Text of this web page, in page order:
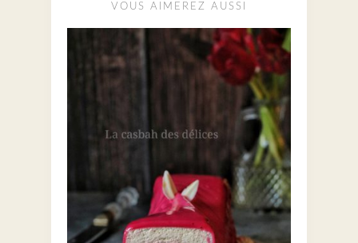
VOUS AIMEREZ AUSSI